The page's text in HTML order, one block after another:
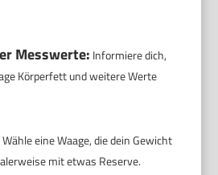
Messwerte: Informiere dich,
Körperfett und weitere Werte
Wähle eine Waage, die dein Gewicht
mit etwas Reserve.